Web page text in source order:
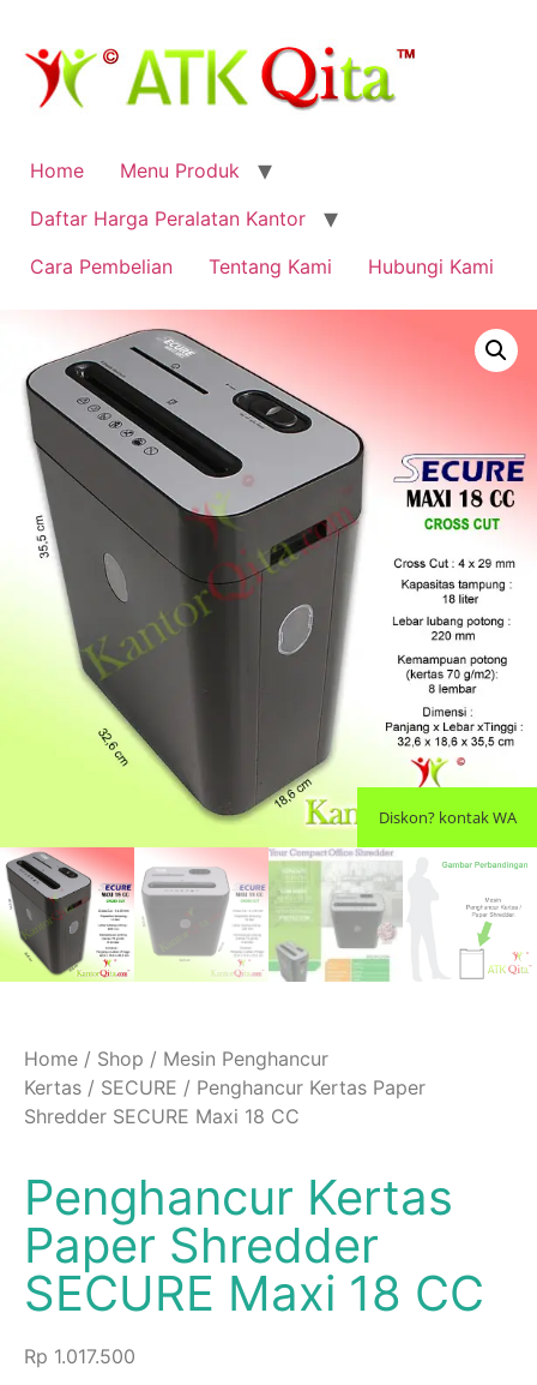
Home
Menu Produk
Daftar Harga Peralatan Kantor
Cara Pembelian
Tentang Kami Hubungi Kami
Diskon? kontak WA
Home / Shop / Mesin Penghancur
Kertas / SECURE / Penghancur Kertas Paper
Shredder SECURE Maxi 18 CC
Penghancur Kertas
Paper Shredder
SECURE Maxi 18 CC
Rp 1.017.500